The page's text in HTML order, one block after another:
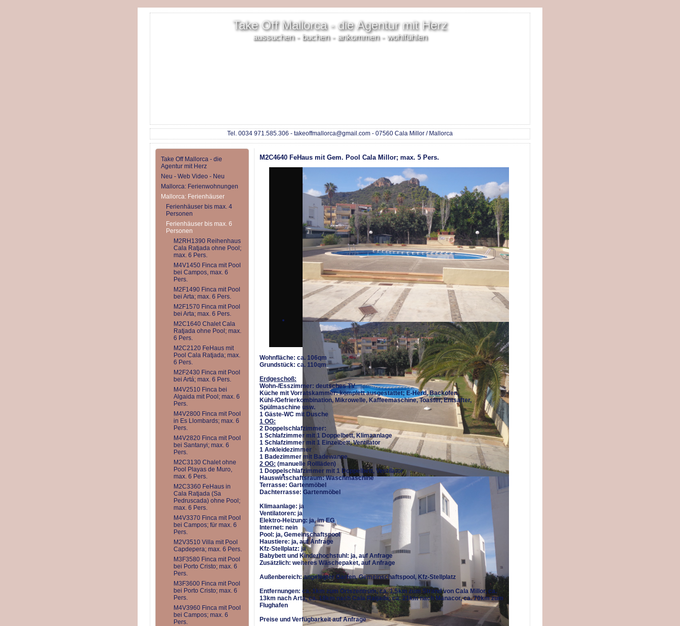
Take Off Mallorca - die Agentur mit Herz
aussuchen - buchen - ankommen - wohlfühlen
Tel. 0034 971.585.306 - takeoffmallorca@gmail.com - 07560 Cala Millor / Mallorca
Take Off Mallorca - die
Agentur mit Herz
Neu - Web Video - Neu
Mallorca: Ferienwohnungen
Mallorca: Ferienhäuser
Ferienhäuser bis max. 4
Personen
Ferienhäuser bis max. 6
Personen
M2RH1390 Reihenhaus
Cala Ratjada ohne Pool;
max. 6 Pers.
M4V1450 Finca mit Pool
bei Campos, max. 6
Pers.
M2F1490 Finca mit Pool
bei Arta; max. 6 Pers.
M2F1570 Finca mit Pool
bei Arta; max. 6 Pers.
M2C1640 Chalet Cala
Ratjada ohne Pool; max.
6 Pers.
M2C2120 FeHaus mit
Pool Cala Ratjada; max.
6 Pers.
M2F2430 Finca mit Pool
bei Artá; max. 6 Pers.
M4V2510 Finca bei
Algaida mit Pool; max. 6
Pers.
M4V2800 Finca mit Pool
in Es Llombards; max. 6
Pers.
M4V2820 Finca mit Pool
bei Santanyi; max. 6
Pers.
M2C3130 Chalet ohne
Pool Playas de Muro,
max. 6 Pers.
M2C3360 FeHaus in
Cala Ratjada (Sa
Pedruscada) ohne Pool;
max. 6 Pers.
M4V3370 Finca mit Pool
bei Campos; für max. 6
Pers.
M2V3510 Villa mit Pool
Capdepera; max. 6 Pers.
M3F3580 Finca mit Pool
bei Porto Cristo; max. 6
Pers.
M3F3600 Finca mit Pool
bei Porto Cristo; max. 6
Pers.
M4V3960 Finca mit Pool
bei Campos; max. 6
Pers.
M2C4640 FeHaus mit Gem. Pool Cala Millor; max. 5 Pers.
Wohnfläche: ca. 106qm
Grundstück: ca. 110qm
Erdgeschoß:
Wohn-/Esszimmer: deutsches TV
Küche mit Vorratskammer: komplett ausgestattet; E-Herd, Backofen,
Kühl-/Gefrierkombination, Mikrowelle, Kaffeemaschine, Toaster, Entsafter,
Spülmaschine usw.
1 Gäste-WC mit Dusche
1 OG:
2 Doppelschlafzimmer:
1 Schlafzimmer mit 1 Doppelbett, Klimaanlage
1 Schlafzimmer mit 1 Einzelbett, Ventilator
1 Ankleidezimmer
1 Badezimmer mit Badewanne
2 OG: (manuelle Rollläden)
1 Doppelschlafzimmer mit 1 Doppelbett, Ventilator
Hauswirtschaftsraum: Waschmaschine
Terrasse: Gartenmöbel
Dachterrasse: Gartenmöbel
Klimaanlage: ja
Ventilatoren: ja
Elektro-Heizung: ja, im EG
Internet: nein
Pool: ja, Gemeinschaftspool
Haustiere: ja, auf Anfrage
Kfz-Stellplatz: ja
Babybett und Kinderhochstuhl: ja, auf Anfrage
Zusätzlich: weiteres Wäschepaket, auf Anfrage
Außenbereich: angelegter Garten, Gemeinschaftspool, Kfz-Stellplatz
Entfernungen: ca. 1km zum Ortszentrum, ca. 1,5km zum Strand von Cala Millor, ca.
13km nach Arta, ca. 18km nach Cala Ratjada, ca. 21km nach Manacor, ca. 70km zum
Flughafen
Preise und Verfügbarkeit auf Anfrage